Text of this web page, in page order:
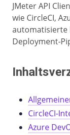
JMeter API
wie CircleCI,
automatisierte
Deployment-
CircleCI-
Azure